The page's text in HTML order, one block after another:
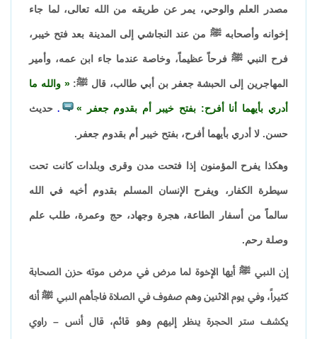
مصدر العلم والوحي، يمر عن طريقه من الله تعالى، لما جاء
إخوانه وأصحابه ﷺ من عند النجاشي إلى المدينة بعد فتح خيبر،
فرح النبي ﷺ فرحاً عظيماً، وخاصة عندما جاء ابن عمه، وأمير
المهاجرين إلى الحبشة جعفر بن أبي طالب، قال ﷺ: والله ما
أدري بأيهما أنا أفرح: بفتح خيبر أم بقدوم جعفر . حديث
حسن. لا أدري بأيهما أفرح، بفتح خيبر أم بقدوم جعفر.
وهكذا يفرح المؤمنون إذا فتحت مدن وقرى وبلدات كانت تحت
سيطرة الكفار، ويفرح الإنسان المسلم بقدوم أخيه في الله
سالماً من أسفار الطاعة، هجرة وجهاد، حج وعمرة، طلب علم
وصلة رحم.
إن النبي ﷺ أيها الإخوة لما مرض في مرض موته حزن الصحابة
كثيراً، وفي يوم الاثنين وهم صفوف في الصلاة فاجأهم النبي ﷺ أنه
يكشف ستر الحجرة ينظر إليهم وهو قائم، قال أنس – راوي